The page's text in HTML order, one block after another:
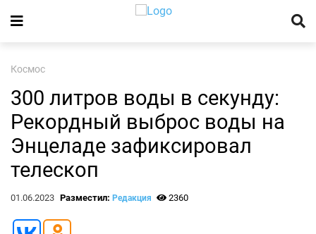
Космос
300 литров воды в секунду:
Рекордный выброс воды на
Энцеладе зафиксировал
телескоп
01.06.2023 Разместил: Редакция 2360